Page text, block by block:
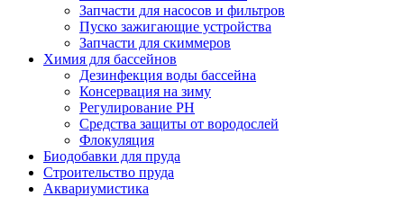
Запчасти для насосов и фильтров
Пуско зажигающие устройства
Запчасти для скиммеров
Химия для бассейнов
Дезинфекция воды бассейна
Консервация на зиму
Регулирование PH
Средства защиты от вородослей
Флокуляция
Биодобавки для пруда
Строительство пруда
Аквариумистика